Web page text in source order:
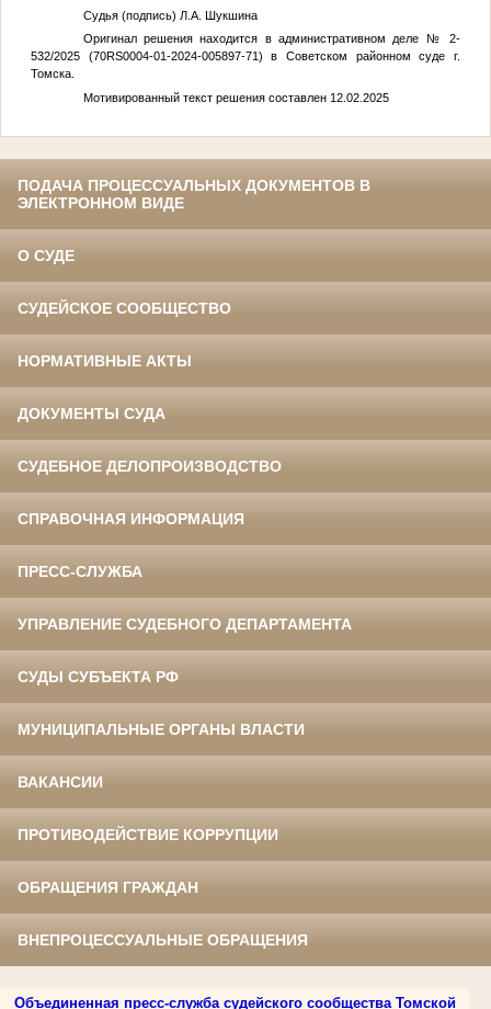
Судья (подпись) Л.А. Шукшина
Оригинал решения находится в административном деле № 2-
532/2025 (70RS0004-01-2024-005897-71) в Советском районном суде г.
Томска.
Мотивированный текст решения составлен 12.02.2025
ПОДАЧА ПРОЦЕССУАЛЬНЫХ ДОКУМЕНТОВ В
ЭЛЕКТРОННОМ ВИДЕ
О СУДЕ
СУДЕЙСКОЕ СООБЩЕСТВО
НОРМАТИВНЫЕ АКТЫ
ДОКУМЕНТЫ СУДА
СУДЕБНОЕ ДЕЛОПРОИЗВОДСТВО
СПРАВОЧНАЯ ИНФОРМАЦИЯ
ПРЕСС-СЛУЖБА
УПРАВЛЕНИЕ СУДЕБНОГО ДЕПАРТАМЕНТА
СУДЫ СУБЪЕКТА РФ
МУНИЦИПАЛЬНЫЕ ОРГАНЫ ВЛАСТИ
ВАКАНСИИ
ПРОТИВОДЕЙСТВИЕ КОРРУПЦИИ
ОБРАЩЕНИЯ ГРАЖДАН
ВНЕПРОЦЕССУАЛЬНЫЕ ОБРАЩЕНИЯ
Объединенная пресс-служба судейского сообщества Томской